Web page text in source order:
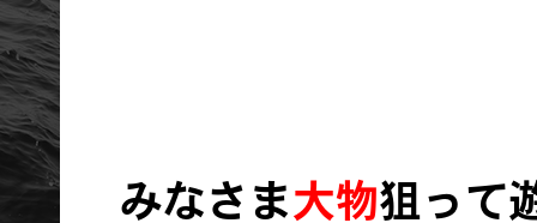
みなさま大物狙って